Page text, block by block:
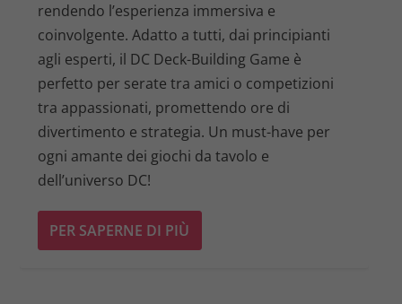
rendendo l’esperienza immersiva e
coinvolgente. Adatto a tutti, dai principianti
agli esperti, il DC Deck-Building Game è
perfetto per serate tra amici o competizioni
tra appassionati, promettendo ore di
divertimento e strategia. Un must-have per
ogni amante dei giochi da tavolo e
dell’universo DC!
PER SAPERNE DI PIÙ